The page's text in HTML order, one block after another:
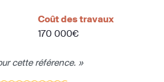
Coût des travaux
170 000€
cette référence. »